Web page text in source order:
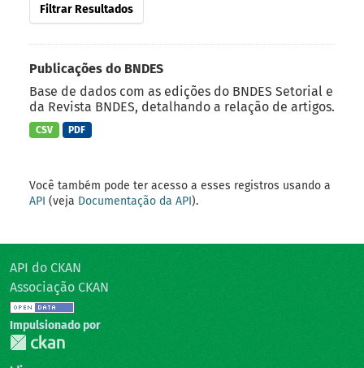
Filtrar Resultados
Publicações do BNDES
Base de dados com as edições do BNDES Setorial e
da Revista BNDES, detalhando a relação de artigos.
CSV PDF
Você também pode ter acesso a esses registros usando a
API (veja Documentação da API).
API do CKAN
Associação CKAN
Impulsionado por